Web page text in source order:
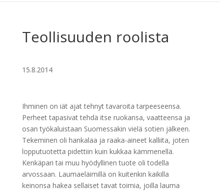
Teollisuuden roolista
15.8.2014
Ihminen on iät ajat tehnyt tavaroita tarpeeseensa.
Perheet tapasivat tehdä itse ruokansa, vaatteensa ja
osan työkaluistaan Suomessakin vielä sotien jälkeen.
Tekeminen oli hankalaa ja raaka-aineet kalliita, joten
lopputuotetta pidettiin kuin kukkaa kämmenellä.
Kenkäpari tai muu hyödyllinen tuote oli todella
arvossaan. Laumaeläimillä on kuitenkin kaikilla
keinonsa hakea sellaiset tavat toimia, joilla lauma